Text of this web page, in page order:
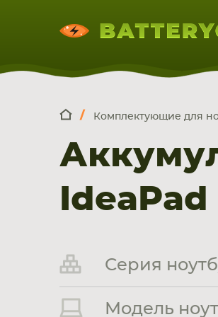
Комплектующие для
Серия
Модель